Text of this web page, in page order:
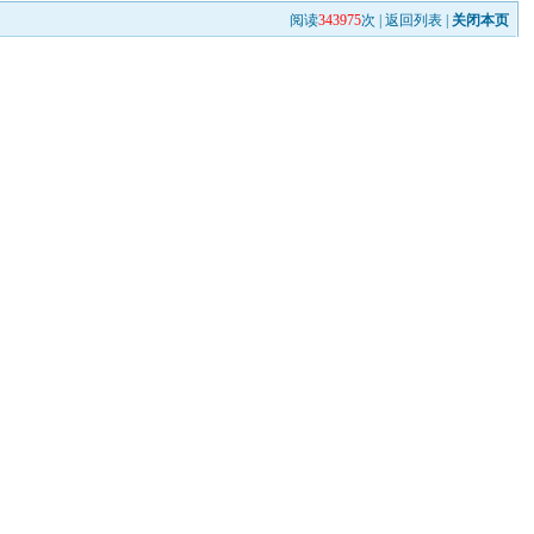
阅读343975次 |返回列表 关闭本页